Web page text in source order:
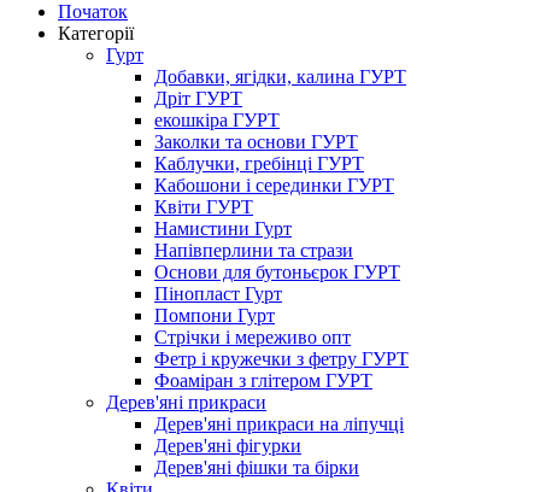
Початок
Категорії
Гурт
Добавки, ягідки, калина ГУРТ
Дріт ГУРТ
екошкіра ГУРТ
Заколки та основи ГУРТ
Каблучки, гребінці ГУРТ
Кабошони і серединки ГУРТ
Квіти ГУРТ
Намистини Гурт
Напівперлини та стрази
Основи для бутоньєрок ГУРТ
Пінопласт Гурт
Помпони Гурт
Стрічки і мереживо опт
Фетр і кружечки з фетру ГУРТ
Фоаміран з глітером ГУРТ
Дерев'яні прикраси
Дерев'яні прикраси на ліпучці
Дерев'яні фігурки
Дерев'яні фішки та бірки